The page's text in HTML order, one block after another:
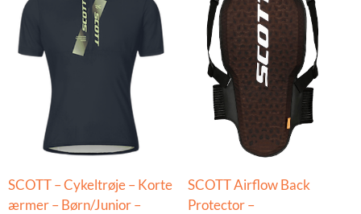
SCOTT – Cykeltrøje – Korte
ærmer – Børn/Junior –
SCOTT Airflow Back
Protector –